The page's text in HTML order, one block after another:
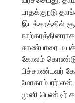
பாதக்குறடு
இடக்கரத்தில்
காண்பாரை
கோலம் கொண்டு,
பிச்சாண்டவர்
மோகாம்பரர்
முனி பெண்டிர்